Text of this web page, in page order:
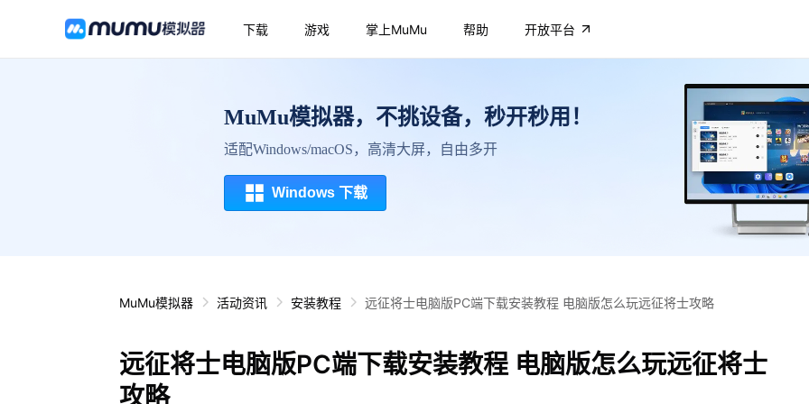
下载 游戏 掌上MuMu 帮助 开放平台
MuMu模拟器，不挑设备，秒开秒用！
适配Windows/macOS，高清大屏，自由多开
Windows 下载
MuMu模拟器 活动资讯 安装教程 远征将士电脑版PC端下载安装教程 电脑版怎么玩远征将士攻略
远征将士电脑版PC端下载安装教程 电脑版怎么玩远征将士
攻略